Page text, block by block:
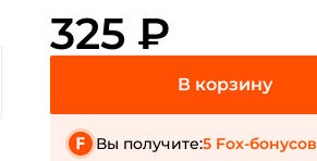
325 ₽
Вы получите:5 Fox-бонусов